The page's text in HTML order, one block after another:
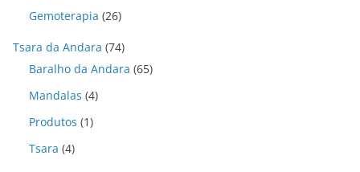
Gemoterapia (26)
Tsara da Andara (74)
Baralho da Andara (65)
Mandalas (4)
Produtos (1)
Tsara (4)